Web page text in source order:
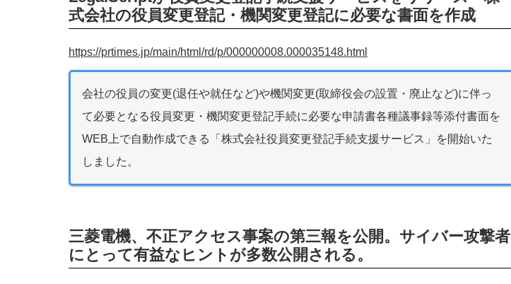
式会社の役員変更登記・機関変更登記に必要な書面を作成
https://prtimes.jp/main/html/rd/p/000000008.000035148.html
会社の役員の変更(退任や就任など)や機関変更(取締役会の設置・廃止など)に伴っ
て必要となる役員変更・機関変更登記手続に必要な申請書各種議事録等添付書面を
WEB上で自動作成できる「株式会社役員変更登記手続支援サービス」を開始いた
しました。
三菱電機、不正アクセス事案の第三報を公開。サイバー攻撃者
にとって有益なヒントが多数公開される。